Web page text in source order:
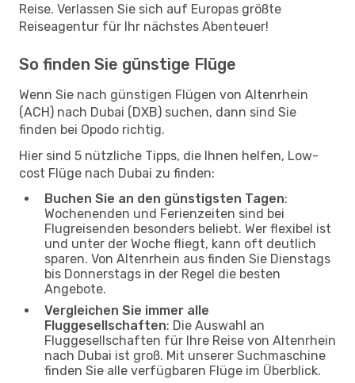
Reise. Verlassen Sie sich auf Europas größte
Reiseagentur für Ihr nächstes Abenteuer!
So finden Sie günstige Flüge
Wenn Sie nach günstigen Flügen von Altenrhein
(ACH) nach Dubai (DXB) suchen, dann sind Sie
finden bei Opodo richtig.
Hier sind 5 nützliche Tipps, die Ihnen helfen, Low-
cost Flüge nach Dubai zu finden:
Buchen Sie an den günstigsten Tagen:
Wochenenden und Ferienzeiten sind bei
Flugreisenden besonders beliebt. Wer flexibel ist
und unter der Woche fliegt, kann oft deutlich
sparen. Von Altenrhein aus finden Sie Dienstags
bis Donnerstags in der Regel die besten
Angebote.
Vergleichen Sie immer alle
Fluggesellschaften: Die Auswahl an
Fluggesellschaften für Ihre Reise von Altenrhein
nach Dubai ist groß. Mit unserer Suchmaschine
finden Sie alle verfügbaren Flüge im Überblick.